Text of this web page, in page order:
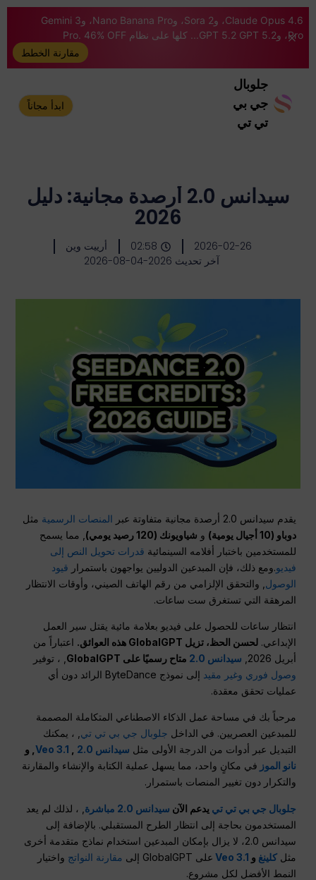
Claude Opus 4.6، وSora 2، وNano Banana Pro، وGemini 3
Pro، وGPT 5.2 GPT 5.2... كلها على نظام Pro. 46% OFF
مقارنة الخطط
جلوبال
جي بي
تي تي
ابدأ مجاناً
سيدانس 2.0 أرصدة مجانية: دليل
2026
2026-02-26
02:58
أرييت وين
آخر تحديث 2026-04-08-2026
يقدم سيدانس 2.0 أرصدة مجانية متفاوتة عبر المنصات الرسمية مثل
دوباو (10 أجيال يومية)
و شياويونك (120 رصيد يومي)
, مما يسمح
للمستخدمين باختبار أفلامه السينمائية قدرات تحويل النص إلى
فيديو.ومع ذلك، فإن المبدعين الدوليين يواجهون باستمرار قيود
الوصول , والتحقق الإلزامي من رقم الهاتف الصيني، وأوقات الانتظار
المرهقة التي تستغرق ست ساعات.
انتظار ساعات للحصول على فيديو بعلامة مائية يقتل سير العمل
الإبداعي.لحسن الحظ، تزيل GlobalGPT هذه العوائق.
اعتباراً من
أبريل 2026,
سيدانس 2.0 متاح رسميًا على GlobalGPT
, ، توفير
وصول فوري وغير مقيد
إلى نموذج ByteDance الرائد دون أي
عمليات تحقق معقدة.
مرحباً بك في مساحة عمل الذكاء الاصطناعي المتكاملة المصممة
للمبدعين العصريين. في الداخل جلوبال جي بي تي تي, ، يمكنك
التبديل عبر أدوات من الدرجة الأولى مثل سيدانس 2.0 ,
Veo 3.1, و
نانو الموز في مكانٍ واحد، مما يسهل عملية الكتابة والإنشاء والمقارنة
والتكرار دون تغيير المنصات باستمرار.
جلوبال جي بي تي تي يدعم الآن سيدانس 2.0 مباشرة
, ، لذلك لم يعد
المستخدمون بحاجة إلى انتظار الطرح المستقبلي. بالإضافة إلى
سيدانس 2.0، لا يزال بإمكان المبدعين استخدام نماذج متقدمة أخرى
مثلكلينغ و Veo 3.1 على GlobalGPT إلى مقارنة النواتج واختيار
النمط الأفضل لكل مشروع.